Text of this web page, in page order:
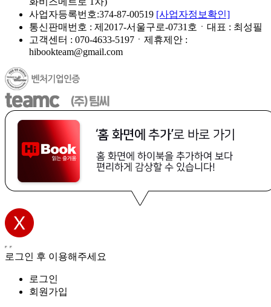
사업자등록번호:374-87-00519 [사업자정보확인]
통신판매번호 : 제2017-서울구로-0731호ㆍ대표 : 최성필
고객센터 : 070-4633-5197ㆍ제휴제안 :
hibookteam@gmail.com
로그인 후 이용해주세요
로그인
회원가입